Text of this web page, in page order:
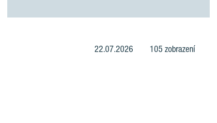
22.07.2026 105 zobrazení